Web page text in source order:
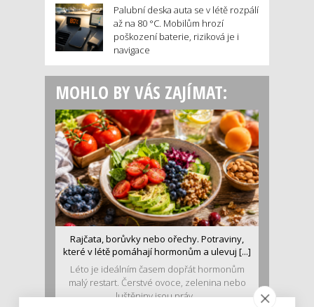
Palubní deska auta se v létě rozpálí
až na 80 °C. Mobilům hrozí
poškození baterie, riziková je i
navigace
MOHLO BY VÁS ZAJÍMAT:
Rajčata, borůvky nebo ořechy. Potraviny,
které v létě pomáhají hormonům a ulevuj [...]
Léto je ideálním časem dopřát hormonům
malý restart. Čerstvé ovoce, zelenina nebo
luštěniny jsou práv...